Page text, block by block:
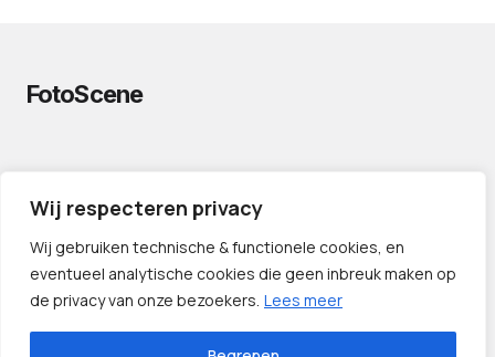
Wij respecteren privacy
Wij gebruiken technische & functionele cookies, en
eventueel analytische cookies die geen inbreuk maken op
de privacy van onze bezoekers. Lees meer
FotoScene
CONTACT